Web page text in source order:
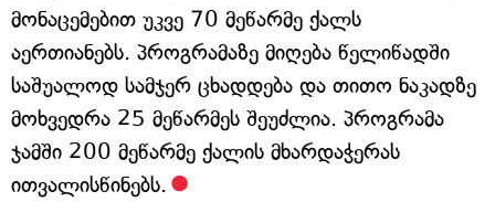
მონაცემებით უკვე 70 მეწარმე ქალს
აერთიანებს. პროგრამაზე მიღება წელიწადში
საშუალოდ სამჯერ ცხადდება და თითო ნაკადზე
მოხვედრა 25 მეწარმეს შეუძლია. პროგრამა
ჯამში 200 მეწარმე ქალის მხარდაჭერას
ითვალისწინებს.